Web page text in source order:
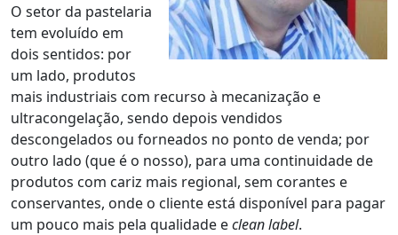
O setor da pastelaria
tem evoluído em
dois sentidos: por
um lado, produtos
mais industriais com recurso à mecanização e
ultracongelação, sendo depois vendidos
descongelados ou forneados no ponto de venda; por
outro lado (que é o nosso), para uma continuidade de
produtos com cariz mais regional, sem corantes e
conservantes, onde o cliente está disponível para pagar
um pouco mais pela qualidade eclean label.